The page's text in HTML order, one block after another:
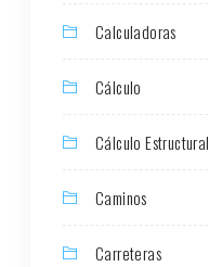
Calculadoras
Cálculo
Cálculo Estructural
Caminos
Carreteras